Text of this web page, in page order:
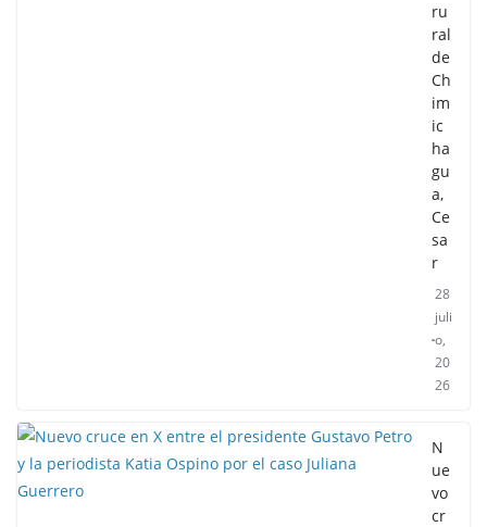
ru
ral
de
Ch
im
ic
ha
gu
a,
Ce
sa
r
28
juli
o,
20
26
N
ue
vo
cr